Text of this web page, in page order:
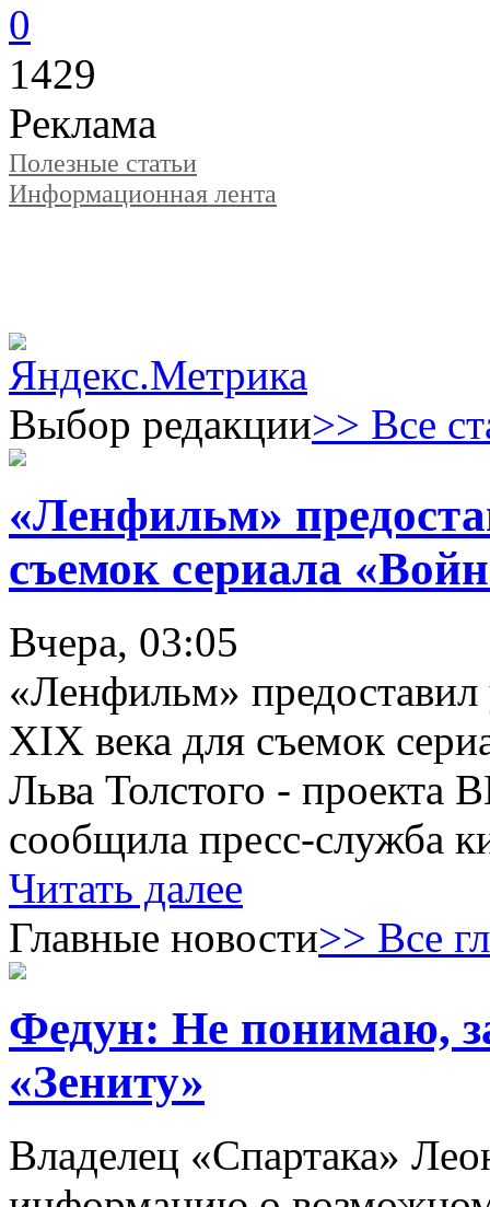
0
1429
Реклама
Полезные статьи
Информационная лента
Выбор редакции>> Все
«Ленфильм»
съемок сериала
Вчера, 03:05
«Ленфильм»
XIX века для съемок
Льва Толстого - проекта
сообщила пресс-служба
Читать далее
Главные новости>> Все
Федун: Не понимаю,
«Зениту»
Владелец «Спартака»